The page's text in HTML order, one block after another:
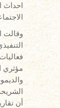
احداث
وقالت
مؤثري
أن